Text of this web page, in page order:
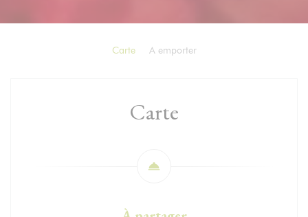
Carte A emporter
Carte